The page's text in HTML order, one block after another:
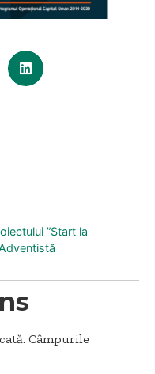
”Start la
Câmpurile